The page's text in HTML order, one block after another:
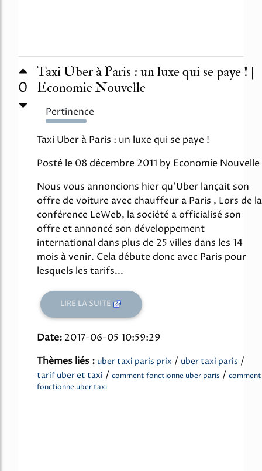
0
Taxi Uber à Paris : un luxe qui se paye ! |
Economie Nouvelle
Pertinence
414%
Taxi Uber à Paris : un luxe qui se paye !
Posté le 08 décembre 2011 by Economie Nouvelle
Nous vous annoncions hier qu'Uber lançait son
offre de voiture avec chauffeur a Paris , Lors de la
conférence LeWeb, la société a officialisé son
offre et annoncé son développement
international dans plus de 25 villes dans les 14
mois à venir. Cela débute donc avec Paris pour
lesquels les tarifs...
LIRE LA SUITE
Date: 2017-06-05 10:59:29
Thèmes liés : uber taxi paris prix / uber taxi paris /
tarif uber et taxi / comment fonctionne uber paris / comment
fonctionne uber taxi